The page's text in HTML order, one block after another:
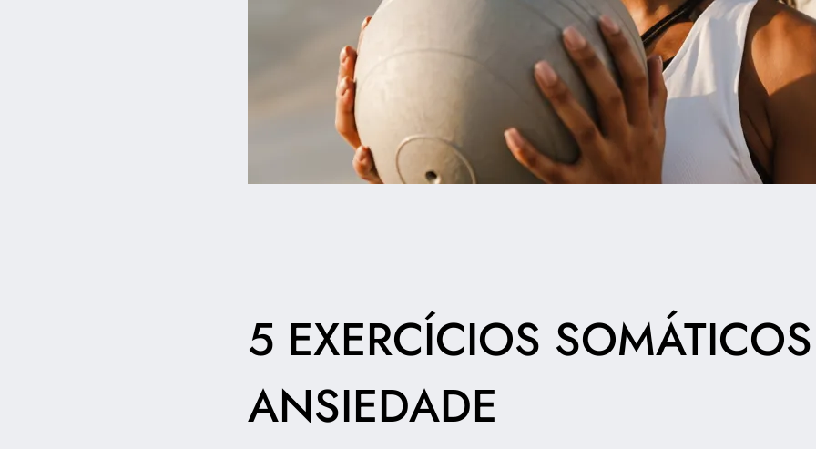
5 EXERCÍCIOS
ANSIEDADE